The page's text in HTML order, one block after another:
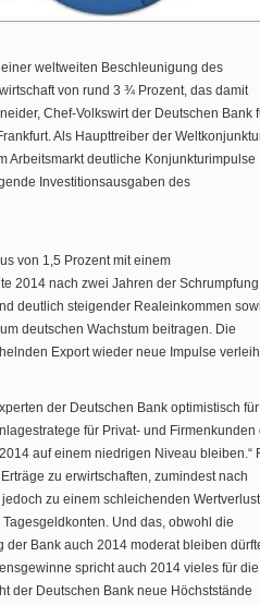
weltweiten Beschleunigung des
von rund 3 ¾ Prozent, das damit
Chef-Volkswirt der Deutschen Bank
Als Haupttreiber der
Arbeitsmarktdeutliche Konjunkturimpulse
Investitionsausgaben des
von 1,5 Prozent mit einem
2014 nach zwei Jahren der
deutlich steigender Realeinkommen
deutschen Wachstum beitragen. Die
Export wieder neue Impulse
der Deutschen Bank optimistisch
für Privat- und Firmenkunden
auf einem niedrigen Niveau bleiben.“
zu erwirtschaften, zumindest nach
zu einem schleichenden
Und das, obwohl die
der Bank auch 2014 moderat bleiben
spricht auch 2014 vieles für die
der Deutschen Bank neue Höchststände